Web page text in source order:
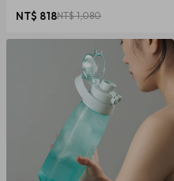
NT$ 818NT$ 1,080